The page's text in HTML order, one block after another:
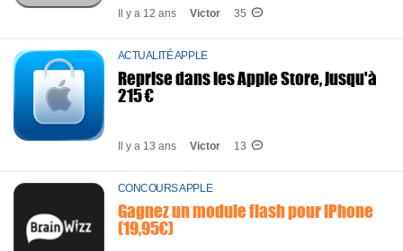
Il y a 12 ans Victor 35
ACTUALITÉ APPLE
Reprise dans les Apple Store, jusqu'à
215 €
Il y a 13 ans Victor 13
CONCOURS APPLE
Gagnez un module flash pour iPhone
(19,95€)